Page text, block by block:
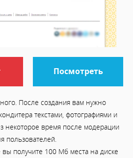
Посмотреть
После создания вам нужно
текстами, фотографиями и
некоторое время после модерации
пользователей.
получите 100 Мб места на диске